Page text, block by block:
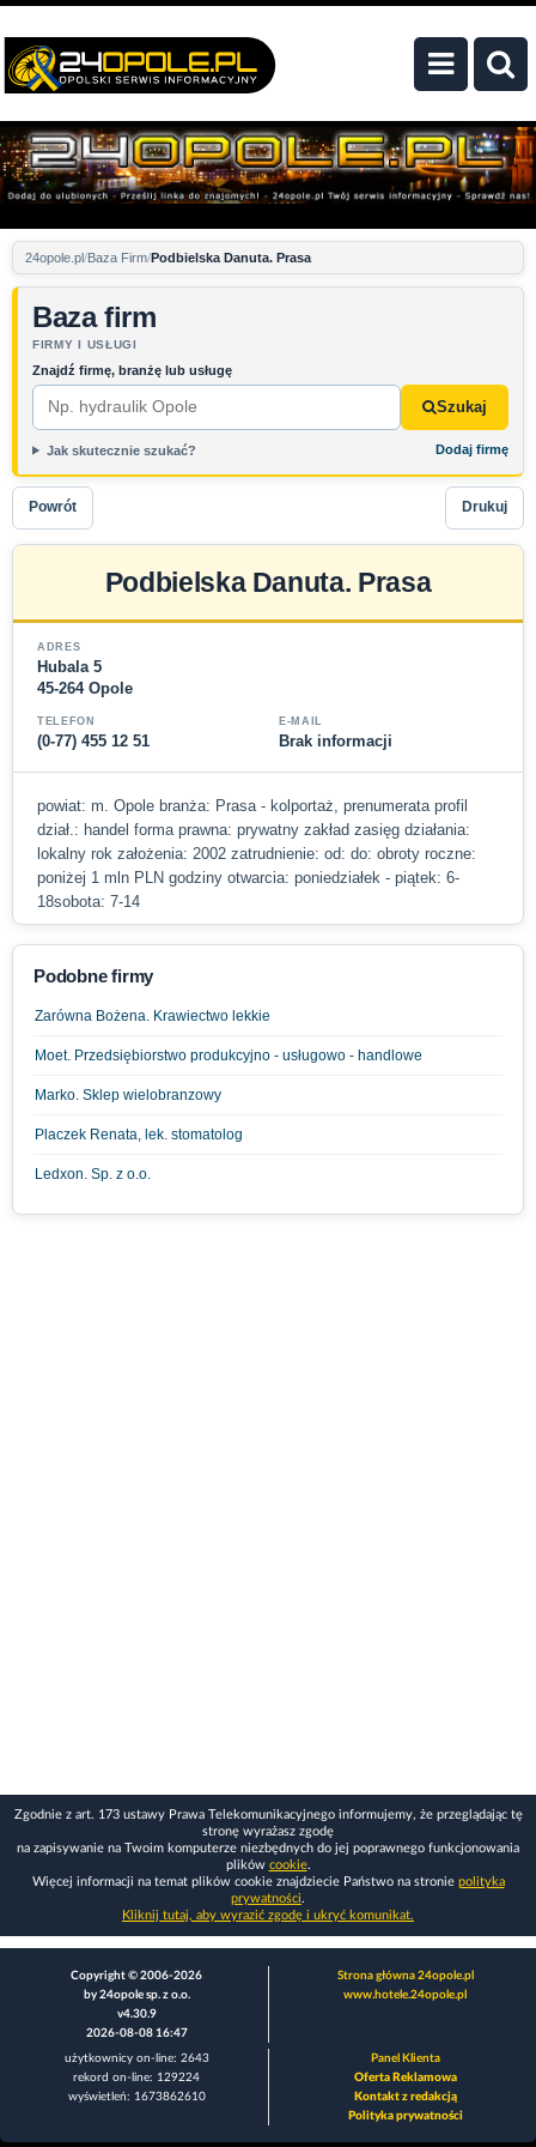
24opole.pl Baza Firm Podbielska Danuta. Prasa
Baza firm
FIRMY I USŁUGI
Znajdź firmę, branżę lub usługę
Szukaj
Jak skutecznie szukać? Dodaj firmę
Powrót Drukuj
Podbielska Danuta. Prasa
ADRES
Hubala 5
45-264 Opole
TELEFON
(0-77) 455 12 51
E-MAIL
Brak informacji
powiat: m. Opole branża: Prasa - kolportaż, prenumerata profil
dział.: handel forma prawna: prywatny zakład zasięg działania:
lokalny rok założenia: 2002 zatrudnienie: od: do: obroty roczne:
poniżej 1 mln PLN godziny otwarcia: poniedziałek - piątek: 6-
18sobota: 7-14
Podobne firmy
Zarówna Bożena. Krawiectwo lekkie
Moet. Przedsiębiorstwo produkcyjno - usługowo - handlowe
Marko. Sklep wielobranzowy
Placzek Renata, lek. stomatolog
Ledxon. Sp. z o.o.
Zgodnie z art. 173 ustawy Prawa Telekomunikacyjnego informujemy, że przeglądając tę
stronę wyrażasz zgodę
na zapisywanie na Twoim komputerze niezbędnych do jej poprawnego funkcjonowania
plików cookie.
Więcej informacji na temat plików cookie znajdziecie Państwo na stronie polityka
prywatności.
Kliknij tutaj, aby wyrazić zgodę i ukryć komunikat.
Copyright © 2006-2026
by 24opole sp. z o.o.
v4.30.9
2026-08-08 16:47
Strona główna 24opole.pl
www.hotele.24opole.pl
użytkownicy on-line: 2643
rekord on-line: 129224
wyświetleń: 1673862610
Panel Klienta
Oferta Reklamowa
Kontakt z redakcją
Polityka prywatności